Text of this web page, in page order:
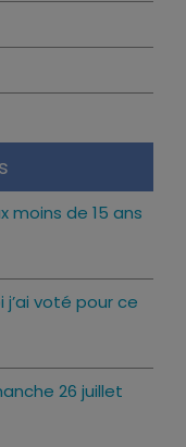
moins de 15 ans
j’ai voté pour ce
26 juillet